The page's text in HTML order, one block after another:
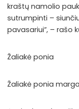
kraštų namolio
sutrumpinti –
pavasariui”, – rašo
Žaliakė ponia
Žaliakė ponia